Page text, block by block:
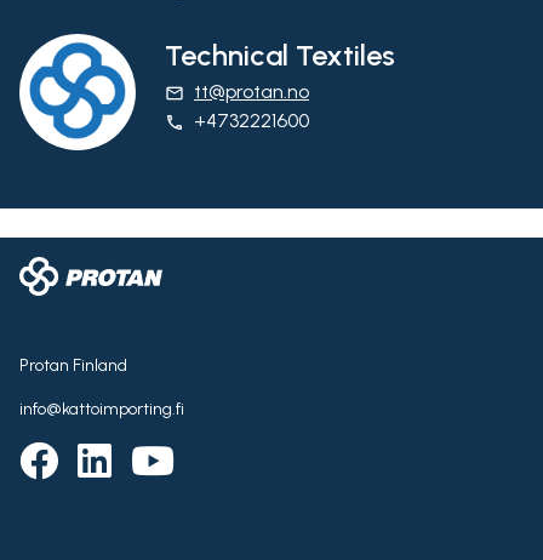
Technical Textiles
email tt@protan.no
phone +4732221600
Protan Finland
info@kattoimporting.fi